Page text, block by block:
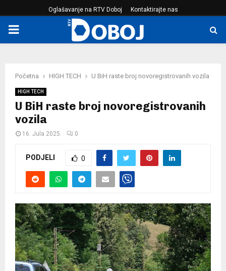
Oglašavanje na RTV Doboj Kontaktirajte nas
PRIMARY
Početna HIGH TECH U BiH raste broj novoregistrovanih vozila
HIGH TECH
U BiH raste broj novoregistrovanih
vozila
16. Jula 2025. 0
PODJELI 0